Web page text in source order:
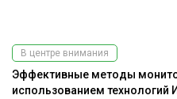
В центре внимания
Эффективные методы
использованием технологий